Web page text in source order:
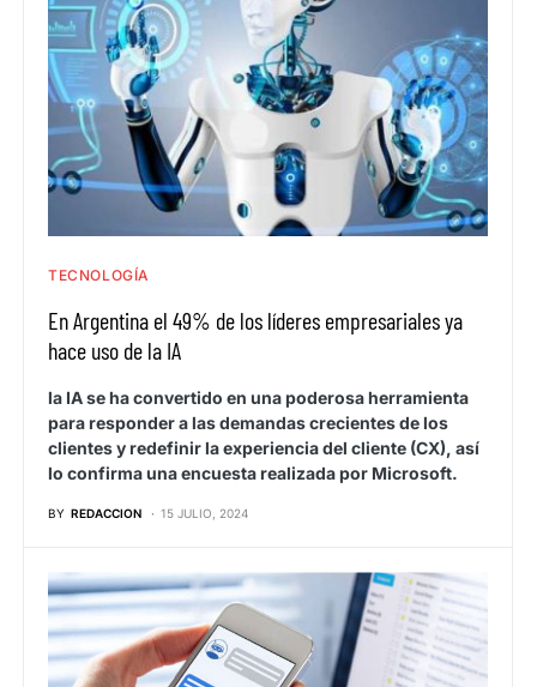
TECNOLOGÍA
En Argentina el 49% de los líderes empresariales ya
hace uso de la IA
la IA se ha convertido en una poderosa herramienta
para responder a las demandas crecientes de los
clientes y redefinir la experiencia del cliente (CX), así
lo confirma una encuesta realizada por Microsoft.
BY REDACCION 15 JULIO, 2024